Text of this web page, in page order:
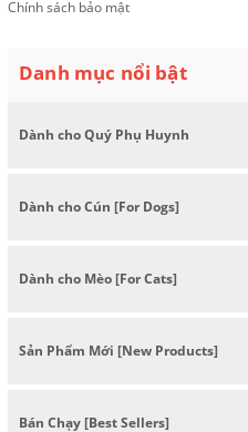
Chính sách bảo mật
Danh mục nổi bật
Dành cho Quý Phụ Huynh
Dành cho Cún [For Dogs]
Dành cho Mèo [For Cats]
Sản Phẩm Mới [New Products]
Bán Chạy [Best Sellers]